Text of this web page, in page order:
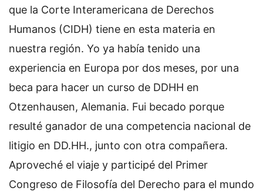
que la Corte Interamericana de Derechos
Humanos (CIDH) tiene en esta materia en
nuestra región. Yo ya había tenido una
experiencia en Europa por dos meses, por una
beca para hacer un curso de DDHH en
Otzenhausen, Alemania. Fui becado porque
resulté ganador de una competencia nacional de
litigio en DD.HH., junto con otra compañera.
Aproveché el viaje y participé del Primer
Congreso de Filosofía del Derecho para el mundo